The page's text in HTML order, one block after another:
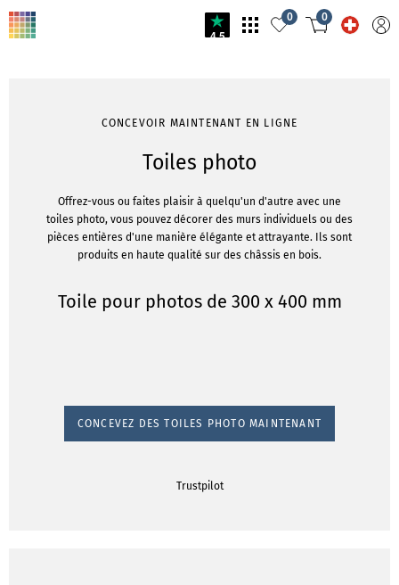
4.5
0 0
CONCEVOIR MAINTENANT EN LIGNE
Toiles photo
Offrez-vous ou faites plaisir à quelqu'un d'autre avec une
toiles photo, vous pouvez décorer des murs individuels ou des
pièces entières d'une manière élégante et attrayante. Ils sont
produits en haute qualité sur des châssis en bois.
Toile pour photos de 300 x 400 mm
CONCEVEZ DES TOILES PHOTO MAINTENANT
Trustpilot